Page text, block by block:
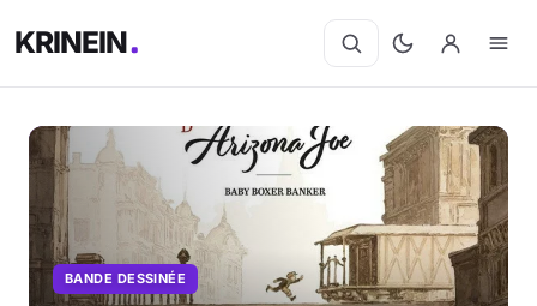
KRINEIN
Cinéma
Séries
Manga
BANDE DESSINÉE